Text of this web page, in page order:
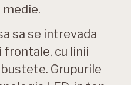
medie.
sa se intrevada
frontale, cu linii
Grupurile